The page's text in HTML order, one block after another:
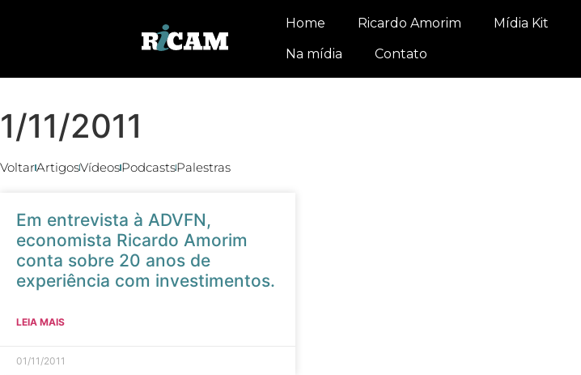
Home Ricardo Amorim Mídia Kit
Na mídia
Contato
1/11/2011
VoltarArtigosVídeosPodcastsPalestras
Em entrevista à ADVFN,
economista Ricardo Amorim
conta sobre 20 anos de
experiência com investimentos.
LEIA MAIS
01/11/2011